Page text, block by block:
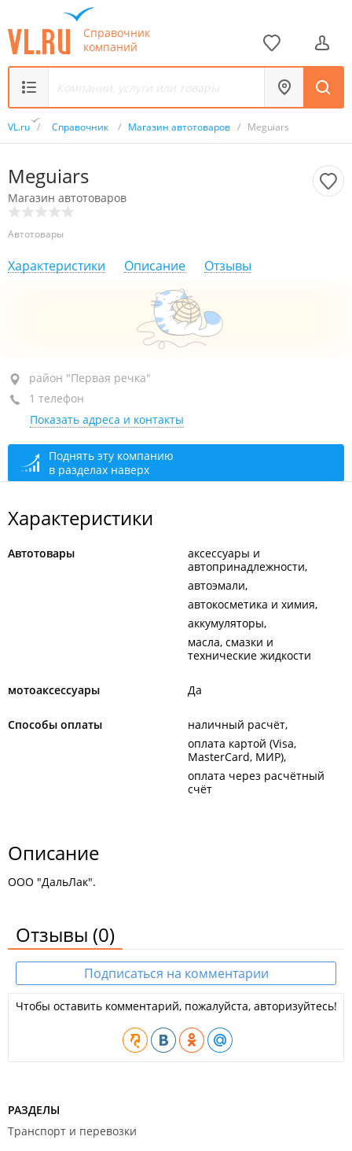
Справочник
компаний
VL.ru / Справочник / Магазин автотоваров / Meguiars
Meguiars
Магазин автотоваров
Автотовары
Характеристики Описание Отзывы
район "Первая речка", пр-т Острякова, 5
+7 (423) 245-04-70
сегодня закрыто
район "Первая речка"
1 телефон
Показать адреса и контакты
Поднять эту компанию
в разделах наверх
Характеристики
Автотовары
аксессуары и
автопринадлежности
автоэмали
автокосметика и химия
аккумуляторы
масла, смазки и
технические жидкости
мотоаксессуары Да
Способы оплаты
наличный расчёт
оплата картой (Visa,
MasterCard, МИР)
оплата через расчётный
счёт
Описание
ООО "ДальЛак".
Отзывы (0)
Подписаться на комментарии
Чтобы оставить комментарий, пожалуйста, авторизуйтесь!
РАЗДЕЛЫ
Транспорт и перевозки